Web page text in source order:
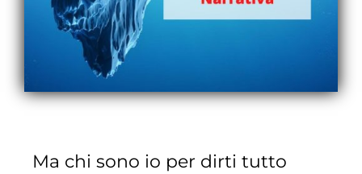
Ma chi sono io per dirti tutto